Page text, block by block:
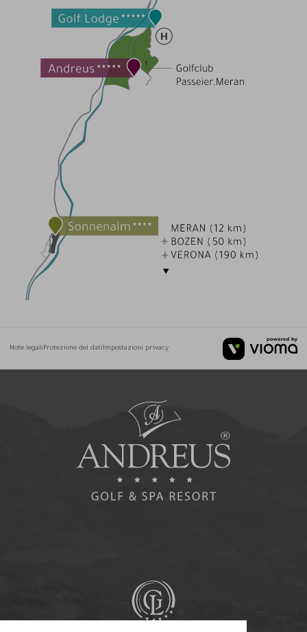
Note legaliProtezione dei datiImpostazioni privacy